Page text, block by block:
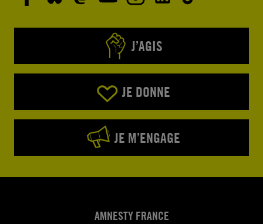
J’AGIS
JE DONNE
JE M’ENGAGE
AMNESTY FRANCE